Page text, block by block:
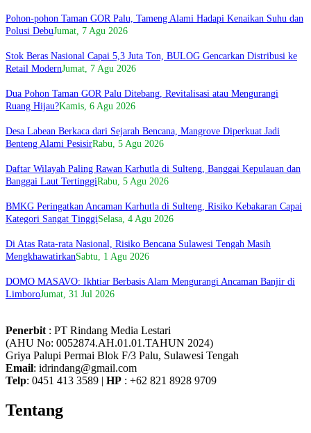
Pohon-pohon Taman GOR Palu, Tameng Alami Hadapi Kenaikan Suhu dan
Polusi DebuJumat, 7 Agu 2026
Stok Beras Nasional Capai 5,3 Juta Ton, BULOG Gencarkan Distribusi ke
Retail ModernJumat, 7 Agu 2026
Dua Pohon Taman GOR Palu Ditebang, Revitalisasi atau Mengurangi
Ruang Hijau?Kamis, 6 Agu 2026
Desa Labean Berkaca dari Sejarah Bencana, Mangrove Diperkuat Jadi
Benteng Alami PesisirRabu, 5 Agu 2026
Daftar Wilayah Paling Rawan Karhutla di Sulteng, Banggai Kepulauan dan
Banggai Laut TertinggiRabu, 5 Agu 2026
BMKG Peringatkan Ancaman Karhutla di Sulteng, Risiko Kebakaran Capai
Kategori Sangat TinggiSelasa, 4 Agu 2026
Di Atas Rata-rata Nasional, Risiko Bencana Sulawesi Tengah Masih
MengkhawatirkanSabtu, 1 Agu 2026
DOMO MASAVO: Ikhtiar Berbasis Alam Mengurangi Ancaman Banjir di
LimboroJumat, 31 Jul 2026
Penerbit : PT Rindang Media Lestari
(AHU No: 0052874.AH.01.01.TAHUN 2024)
Griya Palupi Permai Blok F/3 Palu, Sulawesi Tengah
Email: idrindang@gmail.com
Telp: 0451 413 3589 | HP : +62 821 8928 9709
Tentang